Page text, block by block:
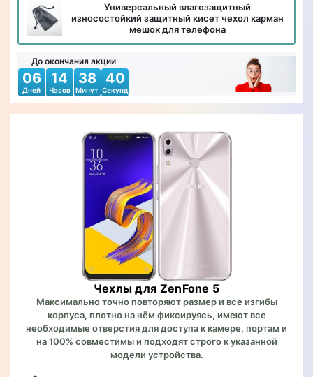
Универсальный влагозащитный
износостойкий защитный кисет чехол карман
мешок для телефона
До окончания акции
06
Дней
14
Часов
38
Минут
38
Секунд
Чехлы для ZenFone 5
Максимально точно повторяют размер и все изгибы
корпуса, плотно на нём фиксируясь, имеют все
необходимые отверстия для доступа к камере, портам и
на 100% совместимы и подходят строго к указанной
модели устройства.